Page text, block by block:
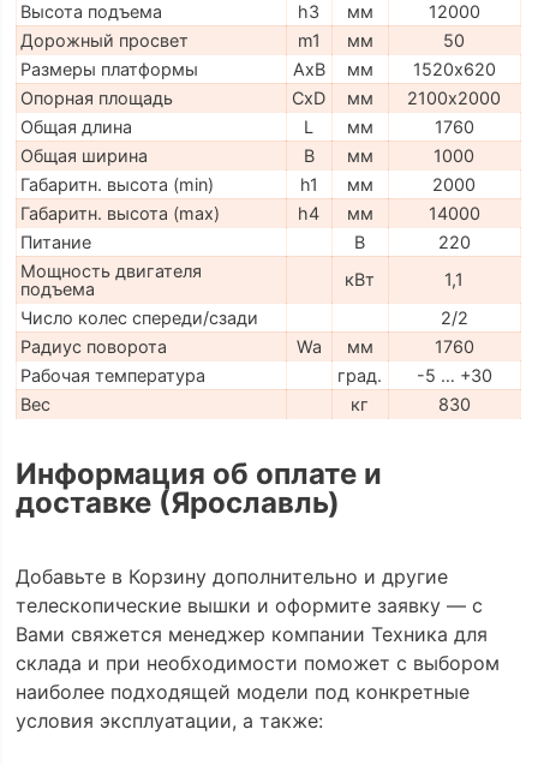
Высота подъема
h3 мм
12000
Дорожный просвет
m1 мм
50
Размеры платформы
AxB мм
1520х620
Опорная площадь
CxD мм
2100х2000
Общая длина
L мм
1760
Общая ширина
B мм
1000
Габаритн. высота (min)
h1 мм
2000
Габаритн. высота (max)
h4 мм
14000
Питание
В
220
Мощность двигателя
подъема
кВт
1,1
Число колес спереди/сзади
2/2
Радиус поворота
Wa мм
1760
Рабочая температура
град.
-5 … +30
Вес
кг 830
Информация об оплате и
доставке (Ярославль)
Добавьте в Корзину дополнительно и другие
телескопические вышки и оформите заявку — с
Вами свяжется менеджер компании Техника для
склада и при необходимости поможет с выбором
наиболее подходящей модели под конкретные
условия эксплуатации, а также: